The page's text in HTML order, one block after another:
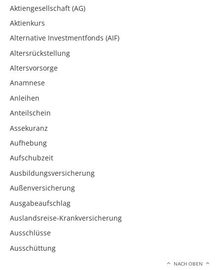
Aktiengesellschaft (AG)
Aktienkurs
Alternative Investmentfonds (AIF)
Altersrückstellung
Altersvorsorge
Anamnese
Anleihen
Anteilschein
Assekuranz
Aufhebung
Aufschubzeit
Ausbildungsversicherung
Außenversicherung
Ausgabeaufschlag
Auslandsreise-Krankversicherung
Ausschlüsse
Ausschüttung
NACH OBEN